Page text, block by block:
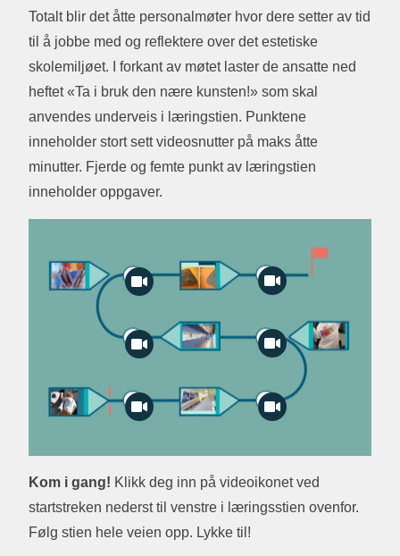
Totalt blir det åtte personalmøter hvor dere setter av tid
til å jobbe med og reflektere over det estetiske
skolemiljøet. I forkant av møtet laster de ansatte ned
heftet «Ta i bruk den nære kunsten!» som skal
anvendes underveis i læringstien. Punktene
inneholder stort sett videosnutter på maks åtte
minutter. Fjerde og femte punkt av læringstien
inneholder oppgaver.
Kom i gang! Klikk deg inn på videoikonet ved
startstreken nederst til venstre i læringsstien ovenfor.
Følg stien hele veien opp. Lykke til!